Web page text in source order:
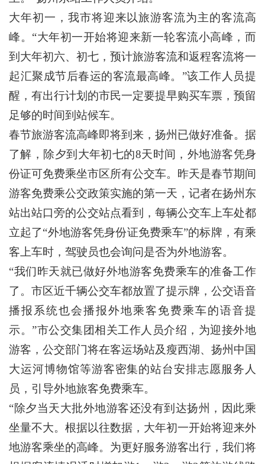
大年初一，我市将迎来以旅游客流为主的客流高
峰。“大年初一开始将迎来新一轮客流小高峰，而
到大年初六、初七，预计旅游客流和返程客流将一
起汇聚成节后春运的客流最高峰。”该工作人员提
醒，有出行计划的市民一定要提早购买车票，预留
足够的时间到站候车。
春节旅游客流高峰即将到来，扬州已做好准备。据
了解，除夕到大年初七的8天时间，外地游客凭身
份证可免费乘坐市区所有公交车。昨天是春节期间
游客免费乘公交政策实施的第一天，记者在扬州东
站出站口旁的公交站点看到，每辆公交车上车处都
立起了“外地游客凭身份证免费乘车”的标牌，有乘
客上车时，驾驶员也会询问是否为外地游客。
“我们昨天就已做好外地游客免费乘车的准备工作
了。市区近千辆公交车都放置了提示牌，公交语音
播报系统也会播报外地乘客免费乘车的语音提
示。”市公交集团相关工作人员介绍，为迎接外地
游客，公交部门将在客运场站及瘦西湖、扬州中国
大运河博物馆等游客密集的站台安排志愿服务人
员，引导外地旅客免费乘车。
“除夕当天大批外地游客还没有到达扬州，因此乘
坐量不大。根据以往数据，大年初一开始将迎来外
地游客乘坐的高峰。为更好服务游客出行，我们将